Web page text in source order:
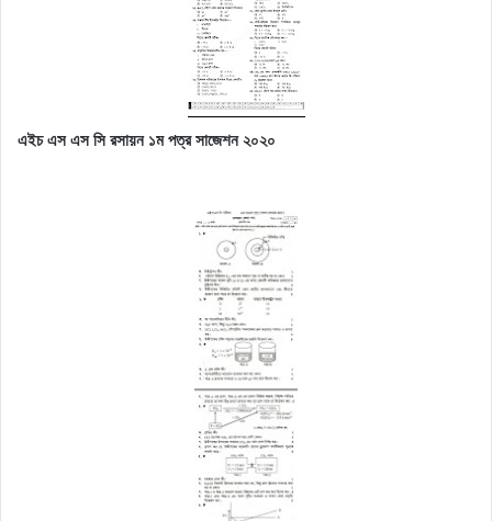
এইচ এস এস সি রসায়ন ১ম পত্র সাজেশন ২০২০